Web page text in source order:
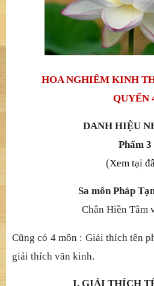
HOA NGHIÊM KINH THÁM
DANH HIỆU NHƯ LAI -
HOA NGHIÊM KINH
DANH HIỆU